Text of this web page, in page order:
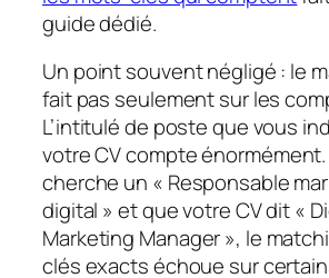
guide dédié.
Un point souvent négligé : le
fait pas seulement sur les
L’intitulé de poste que vous
votre CV compte énormément.
cherche un « Responsable
digital » et que votre CV dit «
Marketing Manager », le
clés exacts échoue sur